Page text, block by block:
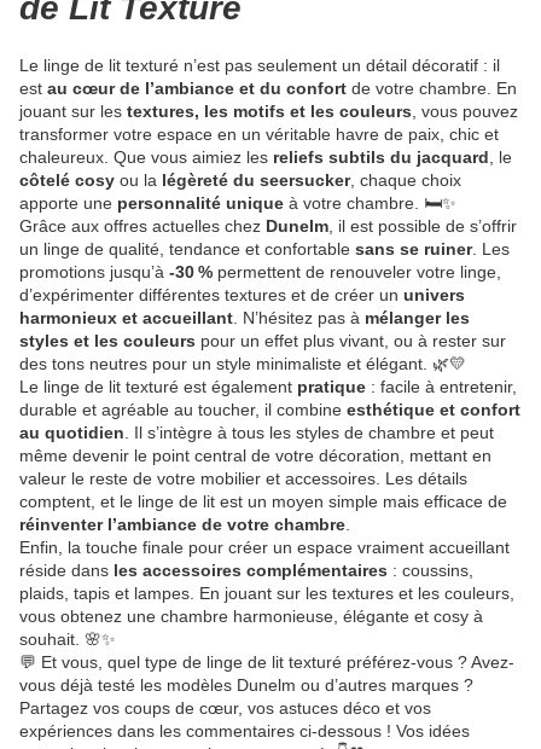
de Lit Texturé
Le linge de lit texturé n’est pas seulement un détail décoratif : il
est au cœur de l’ambiance et du confort de votre chambre. En
jouant sur les textures, les motifs et les couleurs , vous pouvez
transformer votre espace en un véritable havre de paix, chic et
chaleureux. Que vous aimiez les reliefs subtils du jacquard , le
côtelé cosy ou la légèreté du seersucker, chaque choix
apporte une personnalité unique à votre chambre. 🛏️✨
Grâce aux offres actuelles chez Dunelm , il est possible de s’offrir
un linge de qualité, tendance et confortable sans se ruiner. Les
promotions jusqu’à -30 % permettent de renouveler votre linge,
d’expérimenter différentes textures et de créer un univers
harmonieux et accueillant . N’hésitez pas à mélanger les
styles et les couleurs pour un effet plus vivant, ou à rester sur
des tons neutres pour un style minimaliste et élégant. 🌿💛
Le linge de lit texturé est également pratique : facile à entretenir,
durable et agréable au toucher, il combine esthétique et confort
au quotidien . Il s’intègre à tous les styles de chambre et peut
même devenir le point central de votre décoration, mettant en
valeur le reste de votre mobilier et accessoires. Les détails
comptent, et le linge de lit est un moyen simple mais efficace de
réinventer l’ambiance de votre chambre
Enfin, la touche finale pour créer un espace vraiment accueillant
réside dans les accessoires complémentaires : coussins,
plaids, tapis et lampes. En jouant sur les textures et les couleurs,
vous obtenez une chambre harmonieuse, élégante et cosy à
souhait. 🌸✨
💬 Et vous, quel type de linge de lit texturé préférez-vous ? Avez-
vous déjà testé les modèles Dunelm ou d’autres marques ?
Partagez vos coups de cœur, vos astuces déco et vos
expériences dans les commentaires ci-dessous ! Vos idées